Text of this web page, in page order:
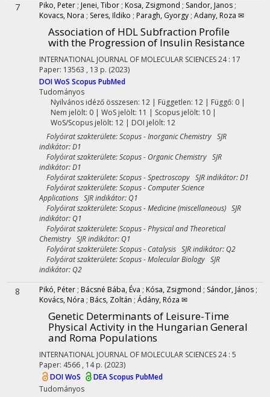
7 Piko, Peter ; Jenei, Tibor ; Kosa, Zsigmond ; Sandor, Janos ;
Kovacs, Nora ; Seres, Ildiko ; Paragh, Gyorgy ; Adany, Roza ✉
Association of HDL Subfraction Profile
with the Progression of Insulin Resistance
INTERNATIONAL JOURNAL OF MOLECULAR SCIENCES24: 17
Paper: 13563 , 13 p. (2023)
DOIWoS Scopus PubMed
Tudományos
Nyilvános idéző összesen: 12| Független: 12 | Függő: 0 |
Nem jelölt: 0 | WoS jelölt: 11 | Scopus jelölt: 10 |
WoS/Scopus jelölt: 12 | DOI jelölt: 12
Folyóirat szakterülete: Scopus - Inorganic Chemistry SJR
indikátor: D1
Folyóirat szakterülete: Scopus - Organic Chemistry SJR
indikátor: D1
Folyóirat szakterülete: Scopus - Spectroscopy SJR indikátor: D1
Folyóirat szakterülete: Scopus - Computer Science
Applications SJR indikátor: Q1
Folyóirat szakterülete: Scopus - Medicine (miscellaneous) SJR
indikátor: Q1
Folyóirat szakterülete: Scopus - Physical and Theoretical
Chemistry SJR indikátor: Q1
Folyóirat szakterülete: Scopus - Catalysis SJR indikátor: Q2
Folyóirat szakterülete: Scopus - Molecular Biology SJR
indikátor: Q2
8 Pikó, Péter ; Bácsné Bába, Éva ; Kósa, Zsigmond ; Sándor, János ;
Kovács, Nóra ; Bács, Zoltán ; Ádány, Róza ✉
Genetic Determinants of Leisure-Time
Physical Activity in the Hungarian General
and Roma Populations
INTERNATIONAL JOURNAL OF MOLECULAR SCIENCES24: 5
Paper: 4566 , 14 p. (2023)
DOIWoS DEAScopus PubMed
Tudományos